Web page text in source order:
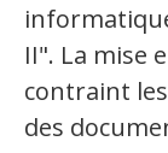
II". La mise
contraint
des